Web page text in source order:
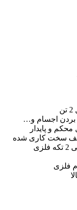
بردن اجسام و…
و پایدار
سخت کاری شده
فلزی